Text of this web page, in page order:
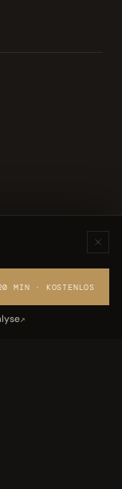
MIN · KOSTENLOS
↗